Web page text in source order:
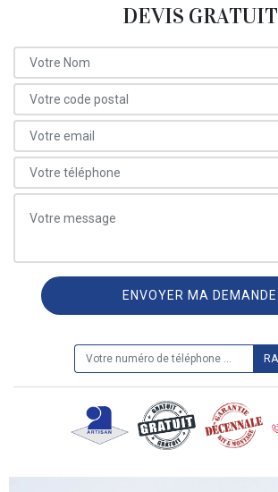
DEVIS GRATUIT